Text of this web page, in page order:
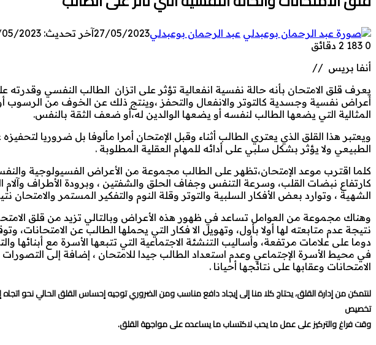
عبد الرحمان بوعبدلي27/05/2023آخر تحديث: 27/05/2023
0
2 دقائق
أنفا بريس //
يعرف قلق الامتحان بأنه حالة نفسية انفعالية تؤثر على اتزان الطالب النفسي وقدرته
أعراض نفسية وجسدية كالتوتر والانفعال والتحفز ،وينتج ذلك عن الخوف من الرسوب أو
المثالية التي يضعها الطالب لنفسه أو يضعها الوالدين له،أو ضعف الثقة بالنفس.
ويعتبر هذا القلق الذي يعتري الطالب أثناء وقبل الإمتحان أمرا مألوفا بل ضروريا
الطبيعي ولا يؤثر بشكل سلبي على أدائه للمهام العقلية المطلوبة .
كلما اقترب موعد الإمتحان،تظهر على الطالب مجموعة من الأعراض الفسيولوجية
كارتفاع نبضات القلب، وسرعة التنفس وجفاف الحلق والشفتين ، وبرودة الأطراف وآلام
الشهية ، وتوارد بعض الأفكار السلبية والتوتر وقلة النوم والتفكير المستمر والامتحان
وهناك مجموعة من العوامل تساعد في ظهور هذه الأعراض وبالتالي تزيد من قلق
نتيجة عدم متابعته لها أولا بأول، وتهويل الا فكار التي يحملها الطالب عن الامتحانات،
دوما على علامات مرتفعة، وأساليب التنشئة الاجتماعية التي تتبعها الأسرة مع أبنائها
في محيط الأسرة الإجتماعي وعدم استعداد الطالب جيدا للامتحان ، إضافة إلى
الامتحانات وعقابها على نتائجها أحيانا .
لنتمكن من إدارة القلق، يحتاج كلا منا إلى إيجاد دافع مناسب ومن الضروري توجيه إحساس القلق الحالي نحو
تخصيص
وقت فراغ والتركيز على عمل ما يحب لاكتساب ما يساعده على مواجهة القلق.